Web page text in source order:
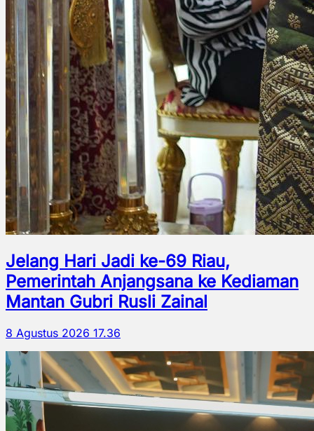
Jelang Hari Jadi ke-69 Riau,
Pemerintah Anjangsana ke Kediaman
Mantan Gubri Rusli Zainal
8 Agustus 2026 17.36